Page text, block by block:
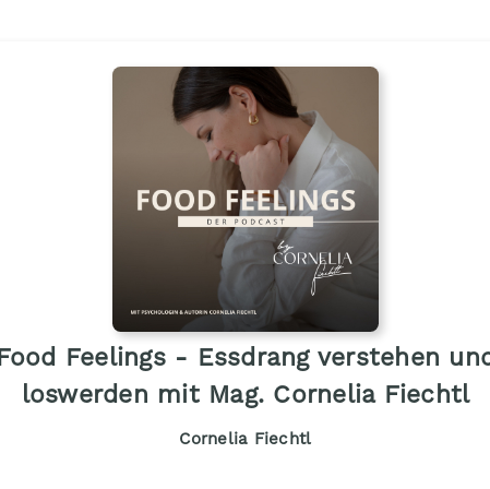
Food Feelings - Essdrang verstehen
loswerden mit Mag. Cornelia Fiechtl
Cornelia Fiechtl